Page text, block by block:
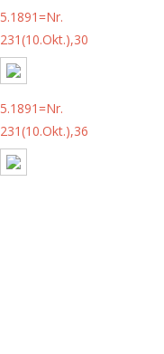
5.1891=Nr.
231(10.Okt.),30
5.1891=Nr.
231(10.Okt.),36